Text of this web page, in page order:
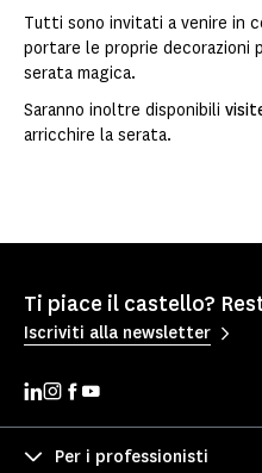
Tutti sono invitati a venire in
portare le proprie decorazioni
serata magica.
Saranno inoltre disponibili
arricchire la serata.
Ti piace il castello?
Iscriviti alla newsletter
Per i professionisti